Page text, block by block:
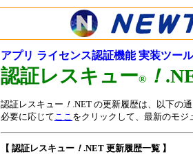
アプリ ライセンス認証機能 実装ツー
認証レスキュー® ！
認証レスキュー ！ .NET の更新履歴は、以下の通
必要に応じてここ をクリックして、最新のモジ
【 認証レスキュー ！ .NET 更新履歴一覧 】